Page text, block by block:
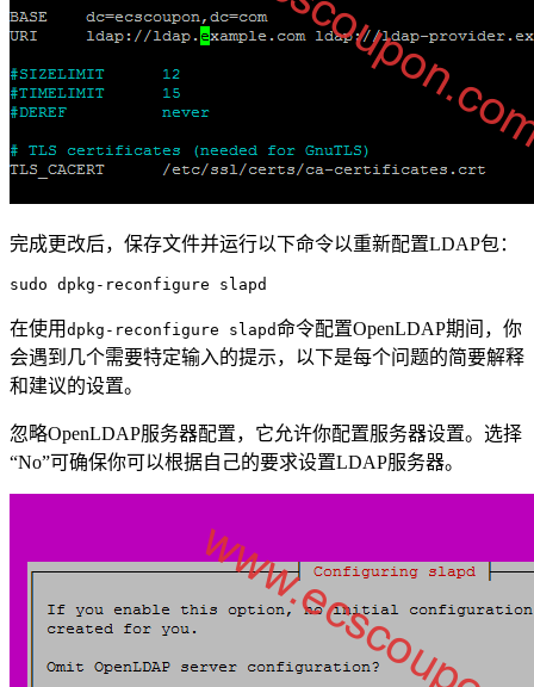
完成更改后，保存文件并运行以下命令以重新配置LDAP包：
sudo dpkg-reconfigure slapd
在使用 dpkg-reconfigure slapd命令配置OpenLDAP期间，你
会遇到几个需要特定输入的提示，以下是每个问题的简要解释
和建议的设置。
忽略OpenLDAP服务器配置，它允许你配置服务器设置。选择
“No”可确保你可以根据自己的要求设置LDAP服务器。